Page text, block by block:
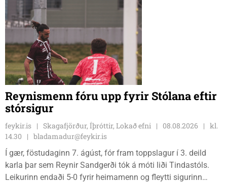
Reynismenn fóru upp fyrir Stólana eftir
stórsigur
feykir.is Skagafjörður, Íþróttir, Lokað efni 08.08.2026
kl.
14.30
bladamadur@feykir.is
Í gær, föstudaginn 7. ágúst, fór fram toppslagur í 3. deild
karla þar sem Reynir Sandgerði tók á móti liði Tindastóls.
Leikurinn endaði 5-0 fyrir heimamenn og fleytti sigurinn